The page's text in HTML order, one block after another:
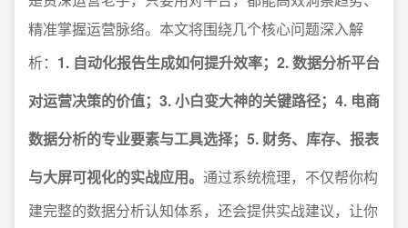
精准掌握运营脉络。本文将围绕几个核心问题深入解
析： 1. 自动化报告生成如何提升效率；2. 数据分析平台
对运营决策的价值；3. 小白变大神的关键路径；4. 电商
数据分析的专业要素与工具选择；5. 财务、库存、报表
与大屏可视化的实战应用。 通过系统梳理，不仅帮你构
建完整的数据分析认知体系，还会提供实战建议，让你